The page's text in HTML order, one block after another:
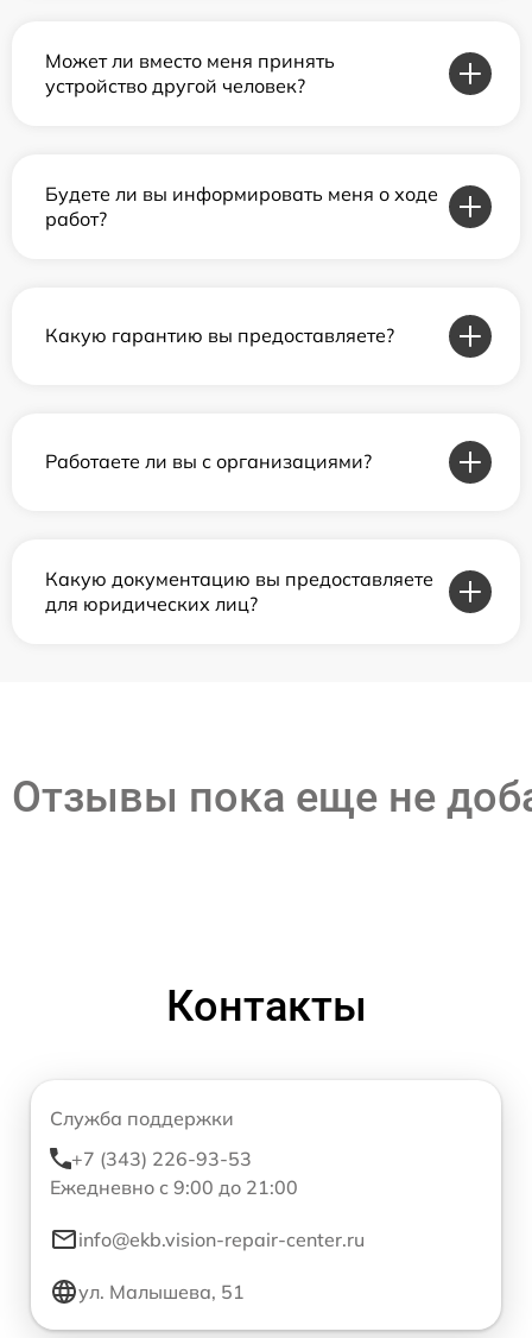
Может ли вместо меня принять
устройство другой человек?
Будете ли вы информировать меня о ходе
работ?
Какую гарантию вы предоставляете?
Работаете ли вы с организациями?
Какую документацию вы предоставляете
для юридических лиц?
Отзывы пока еще не
Контакты
Служба поддержки
+7 (343) 226-93-53
Ежедневно с 9:00 до 21:00
info@ekb.vision-repair-center.ru
ул. Малышева, 51